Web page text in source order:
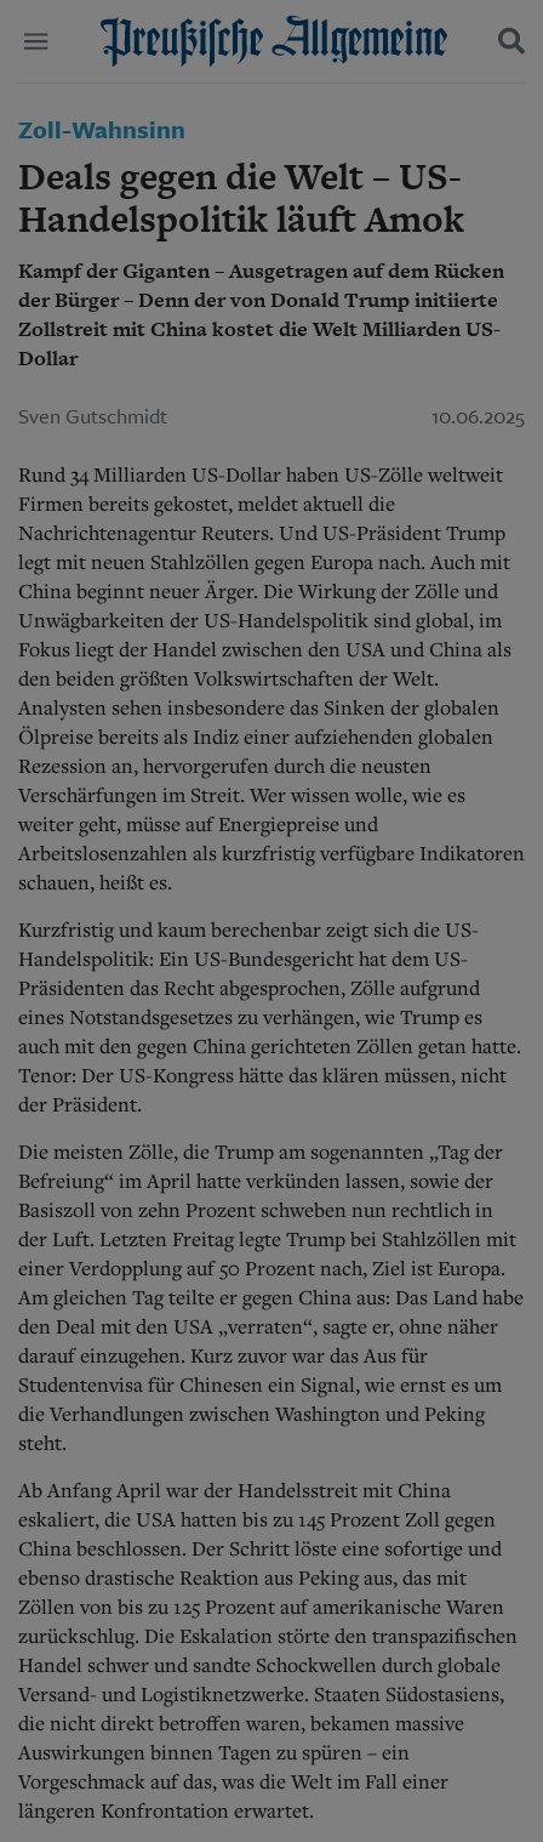
Start
Wer wir sind
Aktuelle Ausgabe
Abonnenten-Login
Abonnent werden
Abo Prämien
Archiv
Mediadaten
Wirtschaft
Panorama
Gesellschaft
Leben
Geschichte
Ostpreußen
Pommern
Danzig und Westpreußen
Kontakt
Impressum
Datenschutz
Suchen und finden
Zoll-Wahnsinn
Deals gegen die Welt – US-
Handelspolitik läuft Amok
Kampf der Giganten – Ausgetragen auf dem Rücken
der Bürger – Denn der von Donald Trump initiierte
Zollstreit mit China kostet die Welt Milliarden US-
Dollar
Sven Gutschmidt 10.06.2025
Rund 34 Milliarden US-Dollar haben US-Zölle weltweit
Firmen bereits gekostet, meldet aktuell die
Nachrichtenagentur Reuters. Und US-Präsident Trump
legt mit neuen Stahlzöllen gegen Europa nach. Auch mit
China beginnt neuer Ärger. Die Wirkung der Zölle und
Unwägbarkeiten der US-Handelspolitik sind global, im
Fokus liegt der Handel zwischen den USA und China als
den beiden größten Volkswirtschaften der Welt.
Analysten sehen insbesondere das Sinken der globalen
Ölpreise bereits als Indiz einer aufziehenden globalen
Rezession an, hervorgerufen durch die neusten
Verschärfungen im Streit. Wer wissen wolle, wie es
weiter geht, müsse auf Energiepreise und
Arbeitslosenzahlen als kurzfristig verfügbare Indikatoren
schauen, heißt es.
Kurzfristig und kaum berechenbar zeigt sich die US-
Handelspolitik: Ein US-Bundesgericht hat dem US-
Präsidenten das Recht abgesprochen, Zölle aufgrund
eines Notstandsgesetzes zu verhängen, wie Trump es
auch mit den gegen China gerichteten Zöllen getan hatte.
Tenor: Der US-Kongress hätte das klären müssen, nicht
der Präsident.
Die meisten Zölle, die Trump am sogenannten „Tag der
Befreiung“ im April hatte verkünden lassen, sowie der
Basiszoll von zehn Prozent schweben nun rechtlich in
der Luft. Letzten Freitag legte Trump bei Stahlzöllen mit
einer Verdopplung auf 50 Prozent nach, Ziel ist Europa.
Am gleichen Tag teilte er gegen China aus: Das Land habe
den Deal mit den USA „verraten“, sagte er, ohne näher
darauf einzugehen. Kurz zuvor war das Aus für
Studentenvisa für Chinesen ein Signal, wie ernst es um
die Verhandlungen zwischen Washington und Peking
steht.
Ab Anfang April war der Handelsstreit mit China
eskaliert, die USA hatten bis zu 145 Prozent Zoll gegen
China beschlossen. Der Schritt löste eine sofortige und
ebenso drastische Reaktion aus Peking aus, das mit
Zöllen von bis zu 125 Prozent auf amerikanische Waren
zurückschlug. Die Eskalation störte den transpazifischen
Handel schwer und sandte Schockwellen durch globale
Versand- und Logistiknetzwerke. Staaten Südostasiens,
die nicht direkt betroffen waren, bekamen massive
Auswirkungen binnen Tagen zu spüren – ein
Vorgeschmack auf das, was die Welt im Fall einer
längeren Konfrontation erwartet.